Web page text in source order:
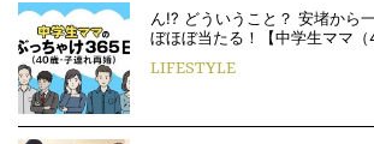
ん!? どういうこと？ 安堵から
ぼほぼ当たる！【中学生ママ
LIFESTYLE